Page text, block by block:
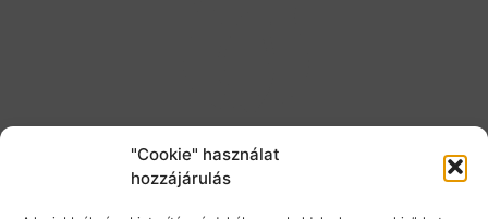
"Cookie" használat
hozzájárulás